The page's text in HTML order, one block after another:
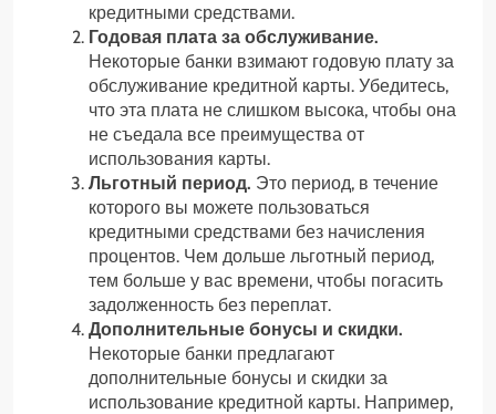
кредитными средствами.
Годовая плата за обслуживание.
Некоторые банки взимают годовую плату за
обслуживание кредитной карты. Убедитесь,
что эта плата не слишком высока, чтобы она
не съедала все преимущества от
использования карты.
Льготный период. Это период, в течение
которого вы можете пользоваться
кредитными средствами без начисления
процентов. Чем дольше льготный период,
тем больше у вас времени, чтобы погасить
задолженность без переплат.
Дополнительные бонусы и скидки.
Некоторые банки предлагают
дополнительные бонусы и скидки за
использование кредитной карты. Например,